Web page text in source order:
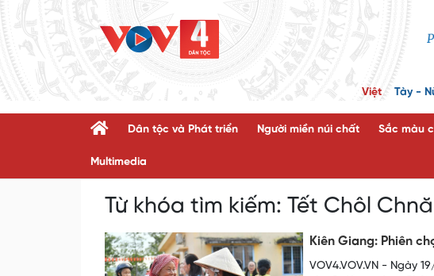
Việt Tày -
Dân tộc và Phát triển Người miền núi chất Sắc màu
Multimedia
Từ khóa tìm kiếm: Tết Chôl
Kiên Giang: Phiên
VOV4.VOV.VN - Ngày